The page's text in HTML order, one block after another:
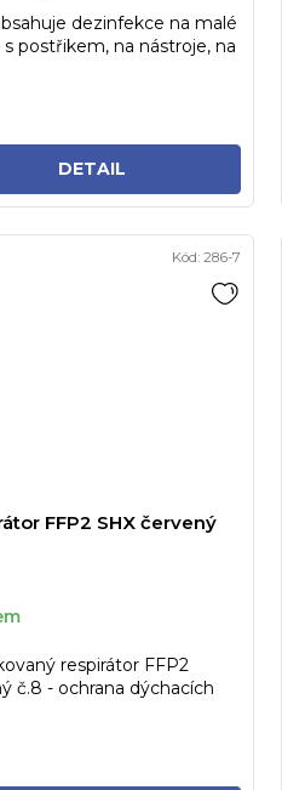
DETAIL
dezinfekce na malé
postřikem, na nástroje, na
FFP2 SHX červený
respirátor FFP2
č.8 - ochrana dýchacích
Kód: 286-7